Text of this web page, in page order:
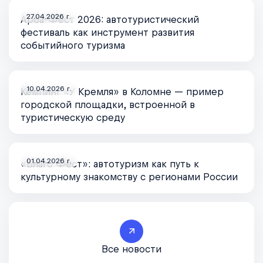
27.04.2026 г.
Арба-Фест 2026: автотуристический
фестиваль как инструмент развития
событийного туризма
10.04.2026 г.
Кемпинг «У Кремля» в Коломне — пример
городской площадки, встроенной в
туристическую среду
01.04.2026 г.
«Благо Фест»: автотуризм как путь к
культурному знакомству с регионами России
Все новости